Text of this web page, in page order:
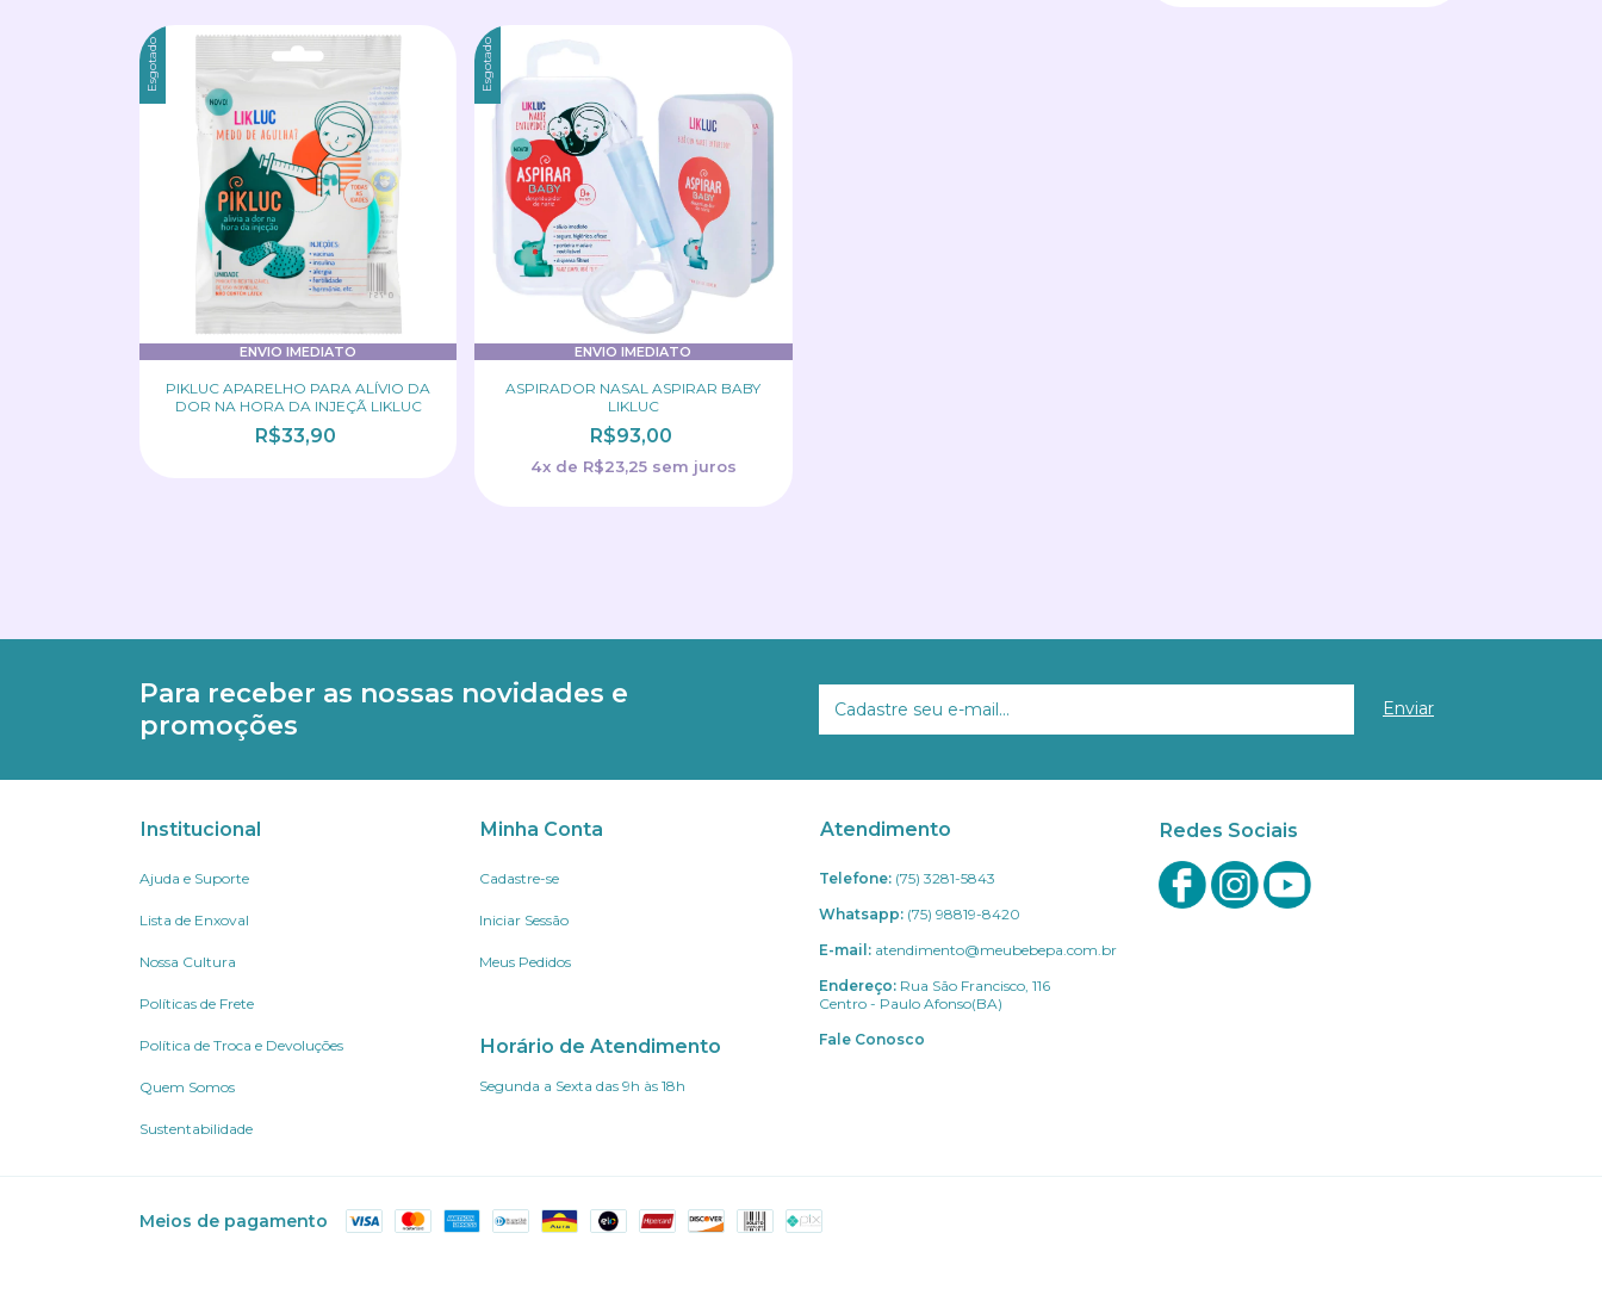
Esgotado
ENVIO IMEDIATO
PIKLUC APARELHO PARA ALÍVIO DA
DOR NA HORA DA INJEÇÃ LIKLUC
R$33,90
Esgotado
ENVIO IMEDIATO
ASPIRADOR NASAL ASPIRAR BABY
LIKLUC
R$93,00
4x de R$23,25 sem juros
Para receber as nossas novidades e
promoções
Institucional
Ajuda e Suporte
Lista de Enxoval
Nossa Cultura
Políticas de Frete
Política de Troca e Devoluções
Quem Somos
Sustentabilidade
Minha Conta
Cadastre-se
Iniciar Sessão
Meus Pedidos
Horário de Atendimento
Segunda a Sexta das 9h às 18h
Atendimento
Telefone: (75) 3281-5843
Whatsapp: (75) 98819-8420
E-mail: atendimento@meubebepa.com.br
Endereço: Rua São Francisco, 116
Centro - Paulo Afonso(BA)
Fale Conosco
Redes Sociais
Meios de pagamento